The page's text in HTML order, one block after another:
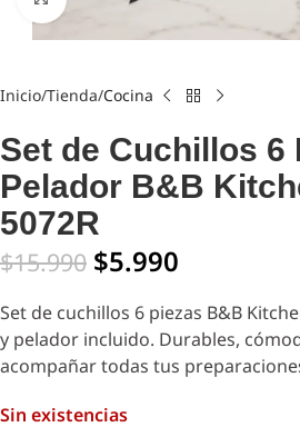
Inicio Tienda Cocina
Set de Cuchillos 6
Pelador B&B
5072R
$15.990 $5.990
Set de cuchillos 6 piezas B&B
y pelador incluido. Durables,
acompañar todas tus
Sin existencias